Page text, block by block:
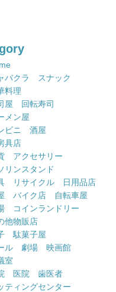
バクラ スナック
料理
屋 回転寿司
メン屋
ビニ 酒屋
具店
アクセサリー
リンスタンド
リサイクル 日用品店
バイク店 自転車屋
コインランドリー
他物販店
駄菓子屋
ル 劇場 映画館
室
医院 歯医者
ティングセンター